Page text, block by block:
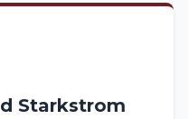
Starkstrom